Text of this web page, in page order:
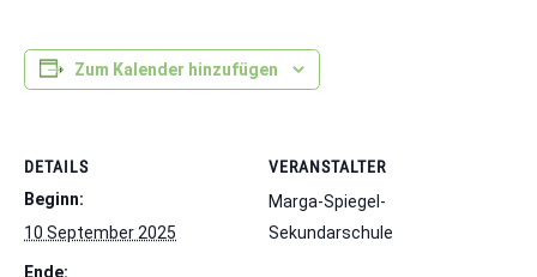
Zum Kalender hinzufügen
DETAILS
Beginn:
10 September 2025
Ende:
VERANSTALTER
Marga-Spiegel-
Sekundarschule